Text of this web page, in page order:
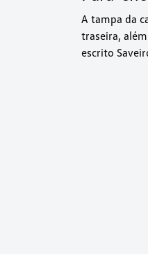
A tampa da
traseira,
escrito